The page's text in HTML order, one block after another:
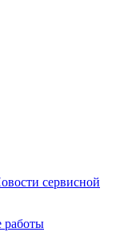
сервисной
работы